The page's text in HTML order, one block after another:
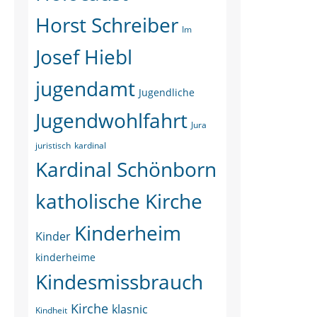
Horst Schreiber Im
Josef Hiebl
jugendamt Jugendliche
Jugendwohlfahrt Jura
juristisch kardinal
Kardinal Schönborn
katholische Kirche
Kinder Kinderheim
kinderheime
Kindesmissbrauch
Kindheit Kirche klasnic